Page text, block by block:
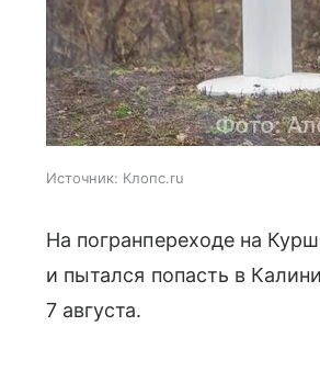
Источник: Клопс.ru
На погранпереходе на
и пытался попасть в
7 августа.